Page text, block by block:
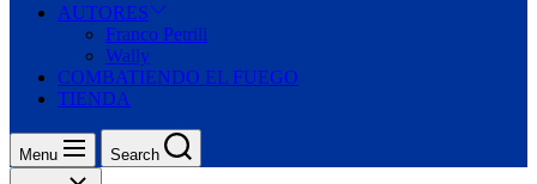
AUTORES
Franco Petrili
Wally
COMBATIENDO EL FUEGO
TIENDA
Menu Search